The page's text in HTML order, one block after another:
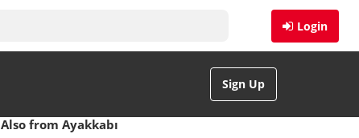
Login
Sign Up
Also from Ayakkabı